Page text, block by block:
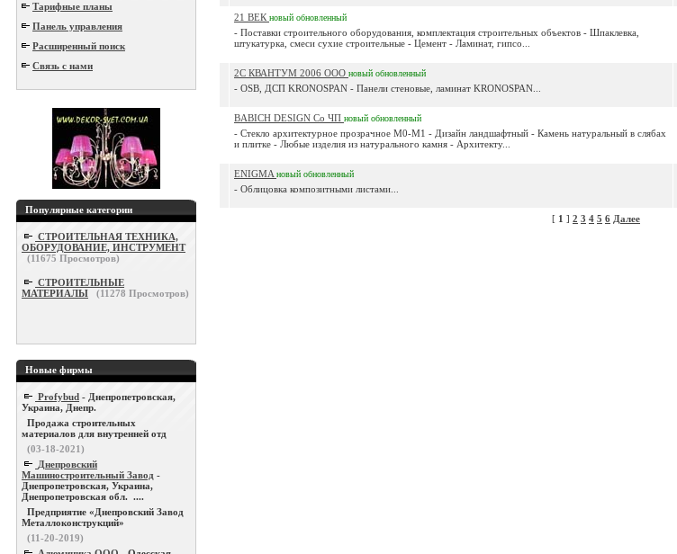
Тарифные планы
Панель управления
Расширенный поиск
Связь с нами
Популярные категории
СТРОИТЕЛЬНАЯ ТЕХНИКА,
ОБОРУДОВАНИЕ, ИНСТРУМЕНТ
(11675 Просмотров)
СТРОИТЕЛЬНЫЕ
МАТЕРИАЛЫ
(11278 Просмотров)
Новые фирмы
Profybud - Днепропетровская,
Украина, Днепр.
Продажа строительных
материалов для внутренней отд
(03-18-2021)
Днепровский
Машиностроительный Завод -
Днепропетровская, Украина,
Днепропетровская обл. ....
Предприятие «Днепровский Завод
Металлоконструкций»
(11-20-2019)
21 ВЕК новый обновленный
- Поставки строительного оборудования, комплектация строительных объектов - Шпаклевка,
штукатурка, смеси сухие строительные - Цемент - Ламинат, гипсо...
2С КВАНТУМ 2006 ООО новый обновленный
- OSB, ДСП KRONOSPAN - Панели стеновые, ламинат KRONOSPAN...
BABICH DESIGN Co ЧП новый обновленный
- Стекло архитектурное прозрачное М0-М1 - Дизайн ландшафтный - Камень натуральный в слябах
и плитке - Любые изделия из натурального камня - Архитекту...
ENIGMA новый обновленный
- Облицовка композитными листами...
[ 1 ] 2 3 4 5 6 Далее